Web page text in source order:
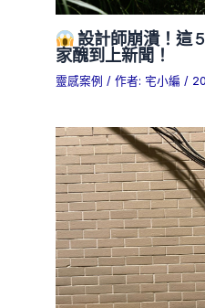
設計師崩潰！這
家醜到上新聞！
靈感案例 / 作者: 宅小編/